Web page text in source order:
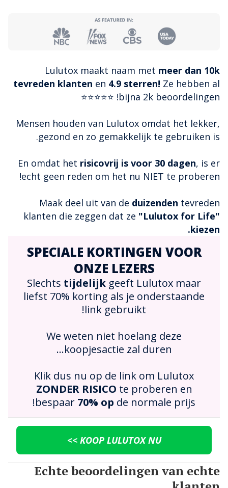
Lulutox maakt naam met meer dan 10k
tevreden klanten en 4.9 sterren! Ze hebben al
bijna 2k beoordelingen! ⭐⭐⭐⭐⭐
Mensen houden van Lulutox omdat het lekker,
gezond en zo gemakkelijk te gebruiken is.
En omdat het risicovrij is voor 30 dagen, is er
echt geen reden om het nu NIET te proberen!
Maak deel uit van de duizenden tevreden
klanten die zeggen dat ze "Lulutox for Life"
kiezen.
SPECIALE KORTINGEN VOOR
ONZE LEZERS
Slechts tijdelijk geeft Lulutox maar
liefst 70% korting als je onderstaande
link gebruikt!
We weten niet hoelang deze
koopjesactie zal duren...
Klik dus nu op de link om Lulutox
ZONDER RISICO te proberen en
bespaar 70% op de normale prijs!
KOOP LULUTOX NU >>
Echte beoordelingen van echte